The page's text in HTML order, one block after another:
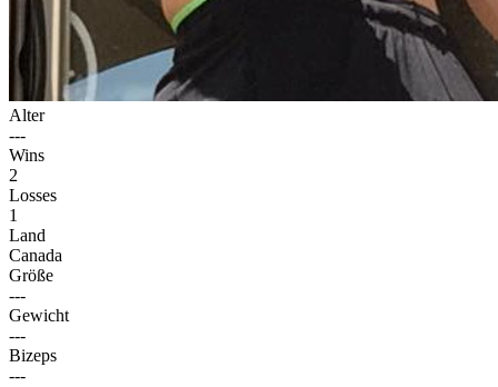
Alter
---
Wins
2
Losses
1
Land
Canada
Größe
---
Gewicht
---
Bizeps
---